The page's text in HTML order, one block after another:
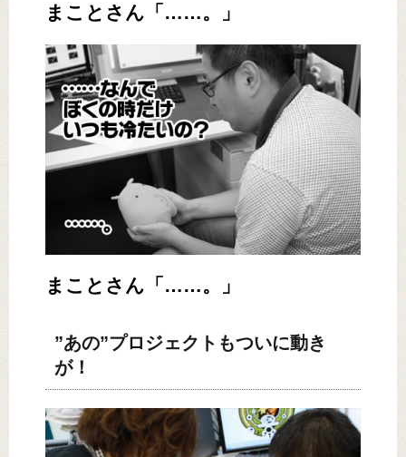
まことさん「……。」
まことさん「……。」
”あの”プロジェクトもついに動き
が！